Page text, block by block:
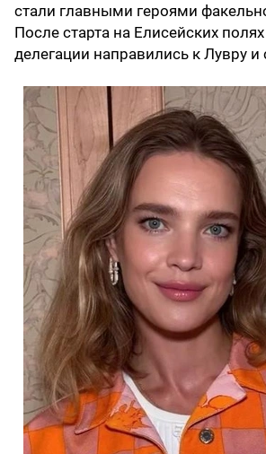
стали главными героями
После старта на Елисейских
делегации направились к Лувру и